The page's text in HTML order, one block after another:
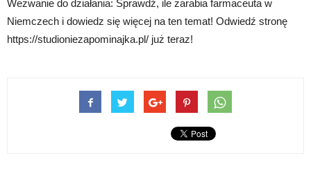
Wezwanie do działania: Sprawdź, ile zarabia farmaceuta w
Niemczech i dowiedz się więcej na ten temat! Odwiedź stronę
https://studioniezapominajka.pl/ już teraz!